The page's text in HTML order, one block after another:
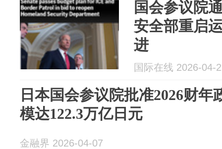
国会参议院
安全部重启
进
国际在线 2026-04-
日本国会参议院批准2026财
模达122.3万亿日元
金融界 2026-04-07